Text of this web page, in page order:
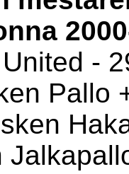
-
Pallo